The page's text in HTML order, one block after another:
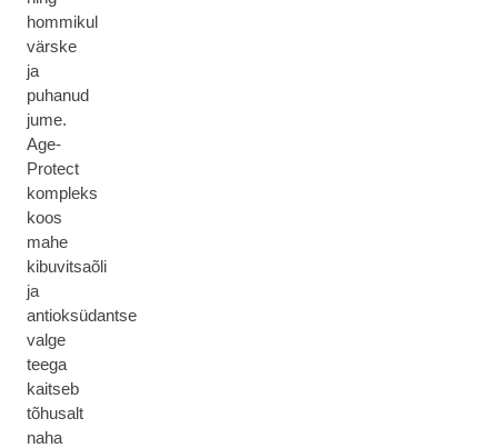
hommikul
värske
ja
puhanud
jume.
Age-
Protect
kompleks
koos
mahe
kibuvitsaõli
ja
antioksüdantse
valge
teega
kaitseb
tõhusalt
naha